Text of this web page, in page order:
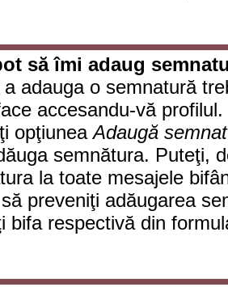
să îmi adaug
a adauga o semnatură
accesandu-vă
opţiuneaAdaugă
semnătura. Puteţi,
la toate mesajele
preveniţi adăugarea
bifa respectivă din